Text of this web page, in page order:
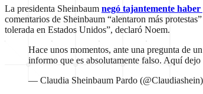
La presidenta Sheinbaum negó tajantemente
comentarios de Sheinbaum “alentaron más
tolerada en Estados Unidos”, declaró Noem.
Hace unos momentos, ante una pregunta de
informo que es absolutamente falso. Aquí
— Claudia Sheinbaum Pardo (@Claudiashein)